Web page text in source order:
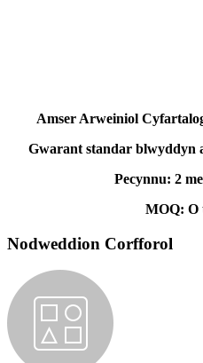
Amser Arweiniol
Gwarant standar blwyddyn
Pecynnu: 2
MOQ: O
Nodweddion Corfforol